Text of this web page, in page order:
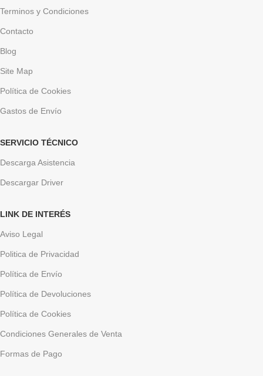
Terminos y Condiciones
Contacto
Blog
Site Map
Política de Cookies
Gastos de Envío
SERVICIO TÉCNICO
Descarga Asistencia
Descargar Driver
LINK DE INTERÉS
Aviso Legal
Politica de Privacidad
Política de Envío
Política de Devoluciones
Política de Cookies
Condiciones Generales de Venta
Formas de Pago